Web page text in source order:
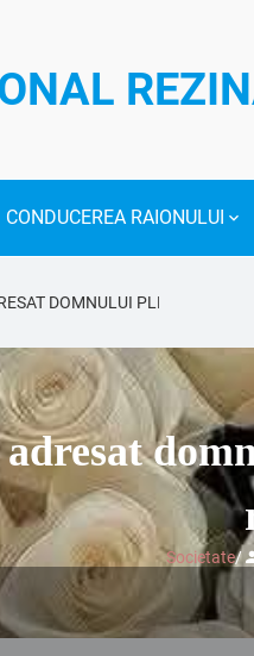
CONDUCEREA RAIONULUI
DOMNULUI PLEȘCO
Societate/